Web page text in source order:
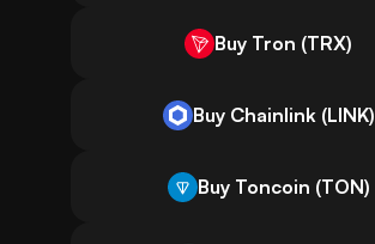
Buy Tron (TRX)
Buy Chainlink (LINK)
Buy Toncoin (TON)